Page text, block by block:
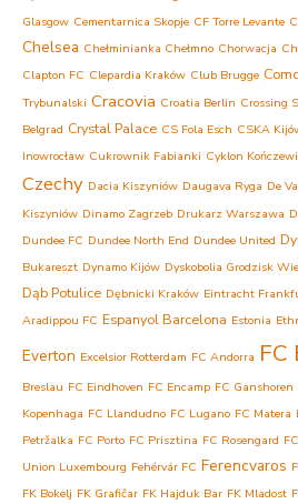
Glasgow Cementarnica Skopje CF Torre Levante
Chelsea Chełminianka Chełmno Chorwacja
Clapton FC Clepardia Kraków Club Brugge
Trybunalski Cracovia Croatia Berlin Crossing
Belgrad Crystal Palace CS Fola Esch CSKA
Inowrocław Cukrownik Fabianki Cyklon
Czechy Dacia Kiszyniów Daugava Ryga De
Kiszyniów Dinamo Zagrzeb Drukarz Warszawa
Dundee FC Dundee North End Dundee United
Bukareszt Dynamo Kijów Dyskobolia Grodzisk
Dąb Potulice Dębnicki Kraków Eintracht
Aradippou FC Espanyol Barcelona Estonia
Everton Excelsior Rotterdam FC Andorra FC
Breslau FC Eindhoven FC Encamp FC Ganshoren
Kopenhaga FC Llandudno FC Lugano FC Matera
Petržalka FC Porto FC Prisztina FC Rosengard
Union Luxembourg Fehérvár FC Ferencvaros
FK Bokelj FK Grafičar FK Hajduk Bar FK Mladost